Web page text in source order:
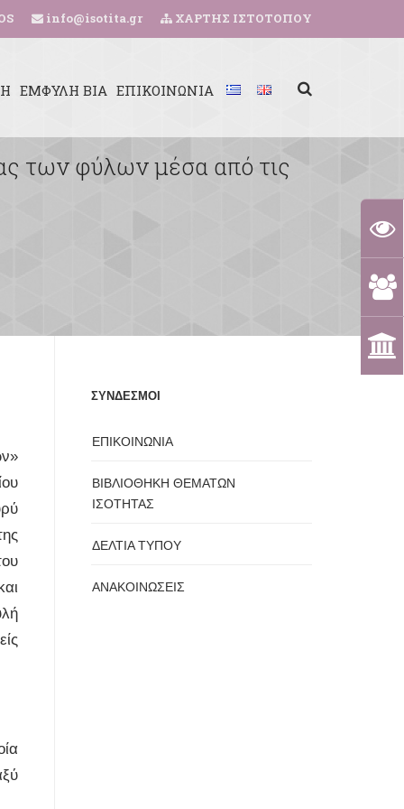
info@isotita.gr ΧΑΡΤΗΣ ΙΣΤΟΤΟΠΟΥ
ΕΜΦΥΛΗ ΒΙΑ ΕΠΙΚΟΙΝΩΝΙΑ
των φύλων μέσα από τις
ΣΥΝΔΕΣΜΟΙ
ΕΠΙΚΟΙΝΩΝΙΑ
ΒΙΒΛΙΟΘΗΚΗ ΘΕΜΑΤΩΝ
ΙΣΟΤΗΤΑΣ
ΔΕΛΤΙΑ ΤΥΠΟΥ
ΑΝΑΚΟΙΝΩΣΕΙΣ